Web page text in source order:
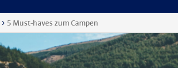
5 Must-haves zum Campen